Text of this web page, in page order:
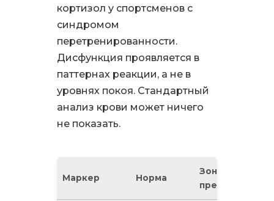
кортизол у спортсменов с
синдромом
перетренированности.
Дисфункция проявляется в
паттернах реакции, а не в
уровнях покоя. Стандартный
анализ крови может ничего
не показать.
Маркер Норма
Зона